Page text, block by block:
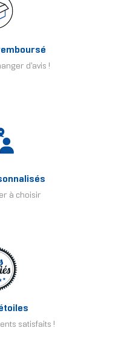
d'avis !
à choisir
satisfaits !